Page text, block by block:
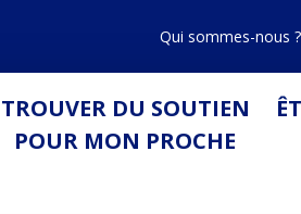
Qui sommes-nous ?
TROUVER DU SOUTIEN
POUR MON PROCHE